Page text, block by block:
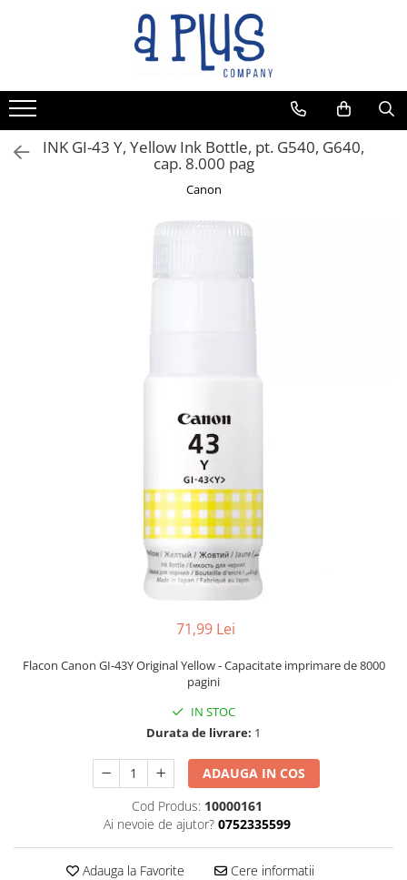
Benzi pentru etichete
Cartuse de cerneala
Cartuse toner
Colectoare toner rezidual
INK GI-43 Y, Yellow Ink Bottle, pt. G540, G640,
cap. 8.000 pag
Canon
71,99 Lei
Flacon Canon GI-43Y Original Yellow - Capacitate imprimare de 8000
pagini
IN STOC
Durata de livrare: 1
ADAUGA IN COS
Cod Produs: 10000161
Ai nevoie de ajutor? 0752335599
Adauga la Favorite Cere informatii